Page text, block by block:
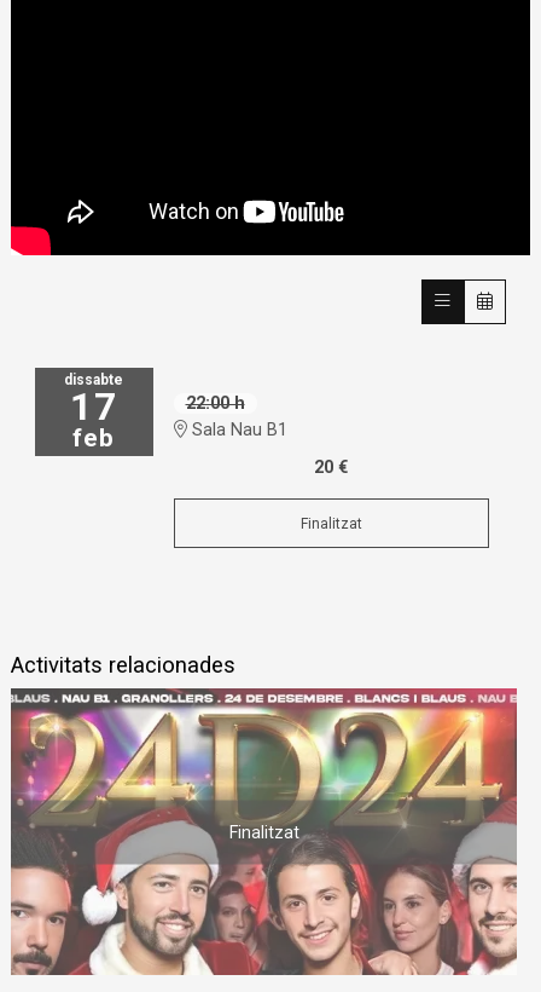
dissabte
17
feb
22:00 h
Sala Nau B1
20 €
Finalitzat
Activitats relacionades
Finalitzat